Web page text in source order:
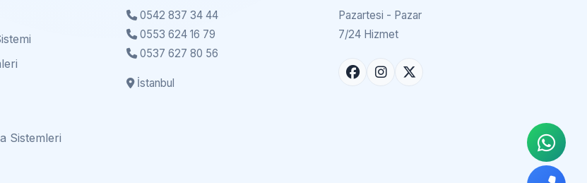
Sistemleri
0542 837 34 44
0553 624 16 79
0537 627 80 56
İstanbul
Pazartesi - Pazar
7/24 Hizmet